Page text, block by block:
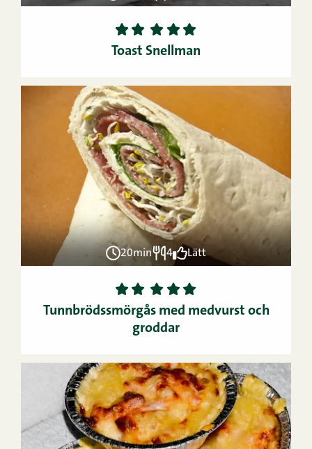
1 2 3 4
5
Toast Snellman
20min 4 Lätt
1 2 3 4
5
Tunnbrödssmörgås med medvurst och
groddar